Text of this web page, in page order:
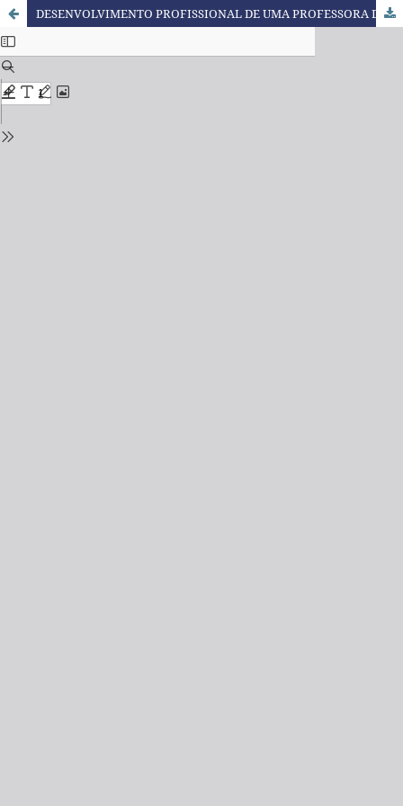
DESENVOLVIMENTO PROFISSIONAL DE UMA PROFESSORA DOS ANOS INICIAIS QUE PARTICIPA DE UM LESSON STUDY HÍBRIDO